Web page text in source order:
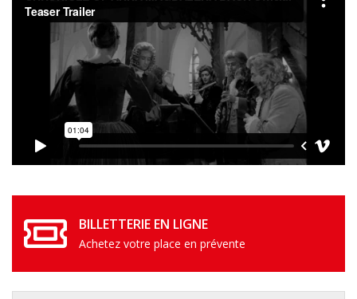
BILLETTERIE EN LIGNE
Achetez votre place en prévente